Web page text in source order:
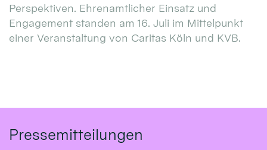
Perspektiven. Ehrenamtlicher Einsatz und
Engagement standen am 16. Juli im Mittelpunkt
einer Veranstaltung von Caritas Köln und KVB.
Pressemitteilungen